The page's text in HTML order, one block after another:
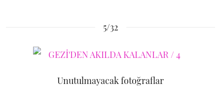
5/32
Unutulmayacak fotoğraflar